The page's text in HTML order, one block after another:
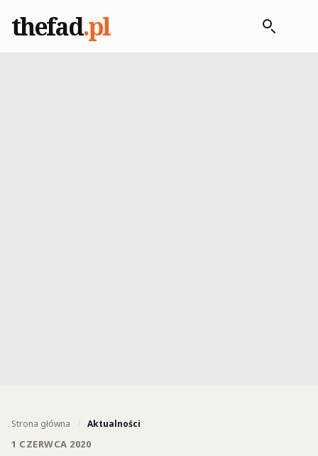
thefad.pl
Strona główna / Aktualności
1 CZERWCA 2020